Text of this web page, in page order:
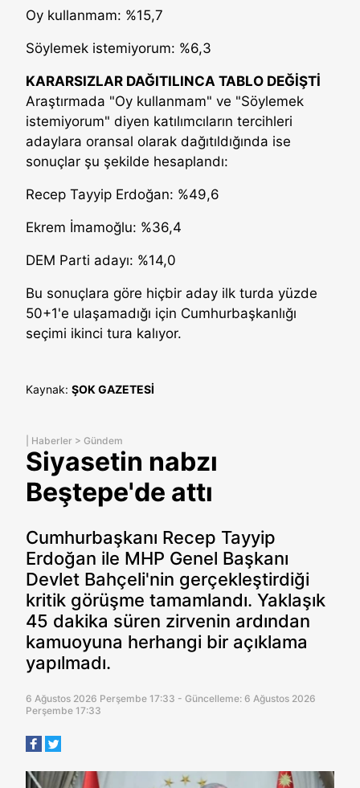
Oy kullanmam: %15,7
Söylemek istemiyorum: %6,3
KARARSIZLAR DAĞITILINCA TABLO DEĞİŞTİ
Araştırmada "Oy kullanmam" ve "Söylemek
istemiyorum" diyen katılımcıların tercihleri
adaylara oransal olarak dağıtıldığında ise
sonuçlar şu şekilde hesaplandı:
Recep Tayyip Erdoğan: %49,6
Ekrem İmamoğlu: %36,4
DEM Parti adayı: %14,0
Bu sonuçlara göre hiçbir aday ilk turda yüzde
50+1'e ulaşamadığı için Cumhurbaşkanlığı
seçimi ikinci tura kalıyor.
Kaynak: ŞOK GAZETESİ
Haberler > Gündem
Siyasetin nabzı
Beştepe'de attı
Cumhurbaşkanı Recep Tayyip
Erdoğan ile MHP Genel Başkanı
Devlet Bahçeli'nin gerçekleştirdiği
kritik görüşme tamamlandı. Yaklaşık
45 dakika süren zirvenin ardından
kamuoyuna herhangi bir açıklama
yapılmadı.
6 Ağustos 2026 Perşembe 17:33 - Güncelleme: 6 Ağustos 2026
Perşembe 17:33